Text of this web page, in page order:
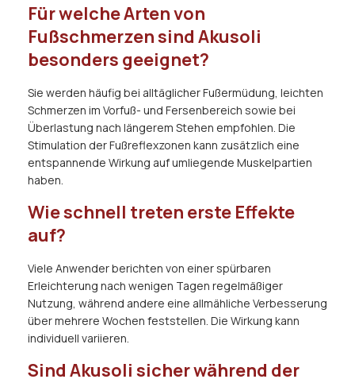
Für welche Arten von
Fußschmerzen sind Akusoli
besonders geeignet?
Sie werden häufig bei alltäglicher Fußermüdung, leichten
Schmerzen im Vorfuß- und Fersenbereich sowie bei
Überlastung nach längerem Stehen empfohlen. Die
Stimulation der Fußreflexzonen kann zusätzlich eine
entspannende Wirkung auf umliegende Muskelpartien
haben.
Wie schnell treten erste Effekte
auf?
Viele Anwender berichten von einer spürbaren
Erleichterung nach wenigen Tagen regelmäßiger
Nutzung, während andere eine allmähliche Verbesserung
über mehrere Wochen feststellen. Die Wirkung kann
individuell variieren.
Sind Akusoli sicher während der